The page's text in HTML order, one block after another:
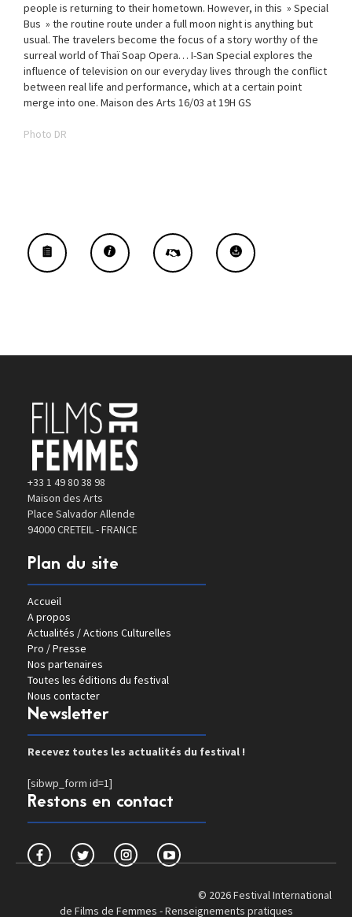
people is returning to their hometown. However, in this » Special
Bus » the routine route under a full moon night is anything but
usual. The travelers become the focus of a story worthy of the
surreal world of Thaï Soap Opera… I-San Special explores the
influence of television on our everyday lives through the conflict
between real life and performance, which at a certain point
merge into one. Maison des Arts 16/03 at 19H GS
Photo DR
+33 1 49 80 38 98
Maison des Arts
Place Salvador Allende
94000 CRETEIL - FRANCE
Plan du site
Accueil
A propos
Actualités / Actions Culturelles
Pro / Presse
Nos partenaires
Toutes les éditions du festival
Nous contacter
Newsletter
Recevez toutes les actualités du festival !
[sibwp_form id=1]
Restons en contact
© 2026 Festival International
de Films de Femmes -Renseignements pratiques